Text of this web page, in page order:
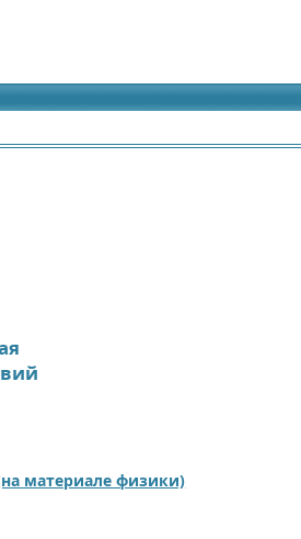
материале физики)